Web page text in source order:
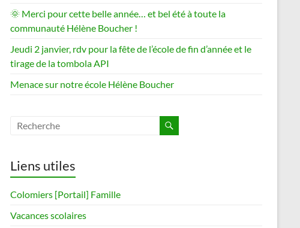
🌞 Merci pour cette belle année… et bel été à toute la
communauté Hélène Boucher !
Jeudi 2 janvier, rdv pour la fête de l’école de fin d’année et le
tirage de la tombola API
Menace sur notre école Hélène Boucher
Liens utiles
Colomiers [Portail] Famille
Vacances scolaires